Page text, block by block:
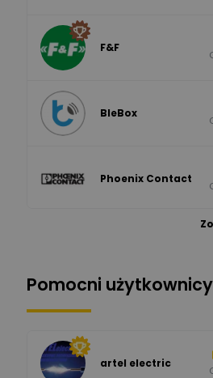
F&F
BleBox
Phoenix Contact
ELKO-BIS Systemy
Pomocni użytkownicy
artel electric